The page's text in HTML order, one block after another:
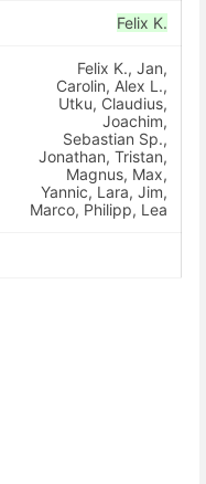
Felix K.
Felix K., Jan,
Carolin, Alex L.,
Utku, Claudius,
Joachim,
Sebastian Sp.,
Jonathan, Tristan,
Magnus, Max,
Yannic, Lara, Jim,
Marco, Philipp, Lea